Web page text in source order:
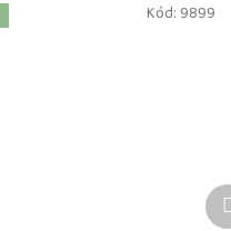
Kód: 9899